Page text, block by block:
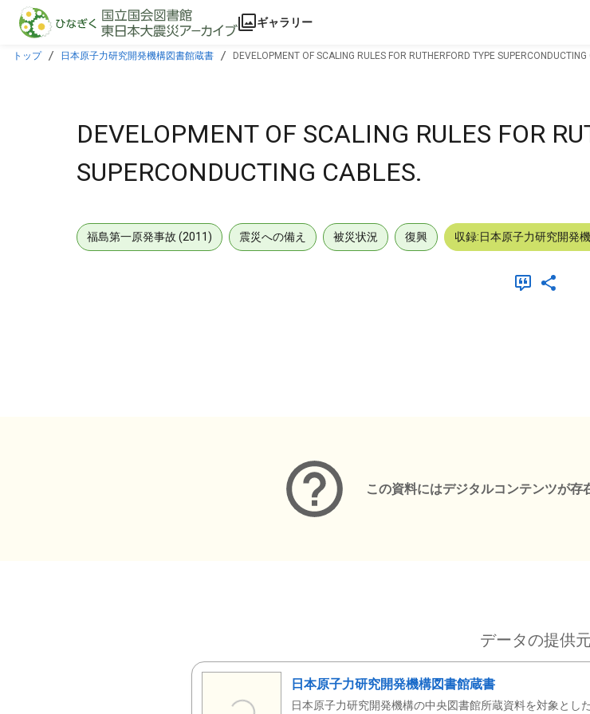
本文に飛ぶ
ギャラリー
トップ 日本原子力研究開発機構図書館蔵書 DEVELOPMENT OF SCALING RULES FOR RUTHERFORD TYPE SUPERCONDUCTING
DEVELOPMENT OF SCALING RULES FOR
SUPERCONDUCTING CABLES.
福島第一原発事故 (2011) 震災への備え 被災状況 復興 収録:日本原子力研究開発
この資料にはデジタルコンテンツが存
データの提供元
日本原子力研究開発機構図書館蔵書
日本原子力研究開発機構の中央図書館所蔵資料を対象とし